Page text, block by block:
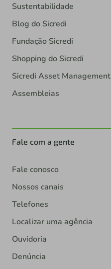
Sustentabilidade
Blog do Sicredi
Fundação Sicredi
Shopping do Sicredi
Sicredi Asset Management
Assembleias
Fale com a gente
Fale conosco
Nossos canais
Telefones
Localizar uma agência
Ouvidoria
Denúncia